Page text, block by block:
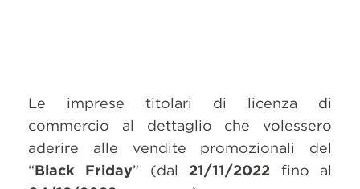
Le imprese titolari di licenza di
commercio al dettaglio che volessero
aderire alle vendite promozionali del
“Black Friday” (dal21/11/2022 fino al